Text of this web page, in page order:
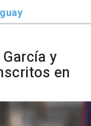
y
en